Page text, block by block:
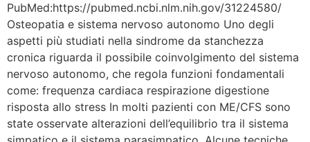
PubMed:https://pubmed.ncbi.nlm.nih.gov/31224580/
Osteopatia e sistema nervoso autonomo Uno degli
aspetti più studiati nella sindrome da stanchezza
cronica riguarda il possibile coinvolgimento del sistema
nervoso autonomo, che regola funzioni fondamentali
come: frequenza cardiaca respirazione digestione
risposta allo stress In molti pazienti con ME/CFS sono
state osservate alterazioni dell’equilibrio tra il sistema